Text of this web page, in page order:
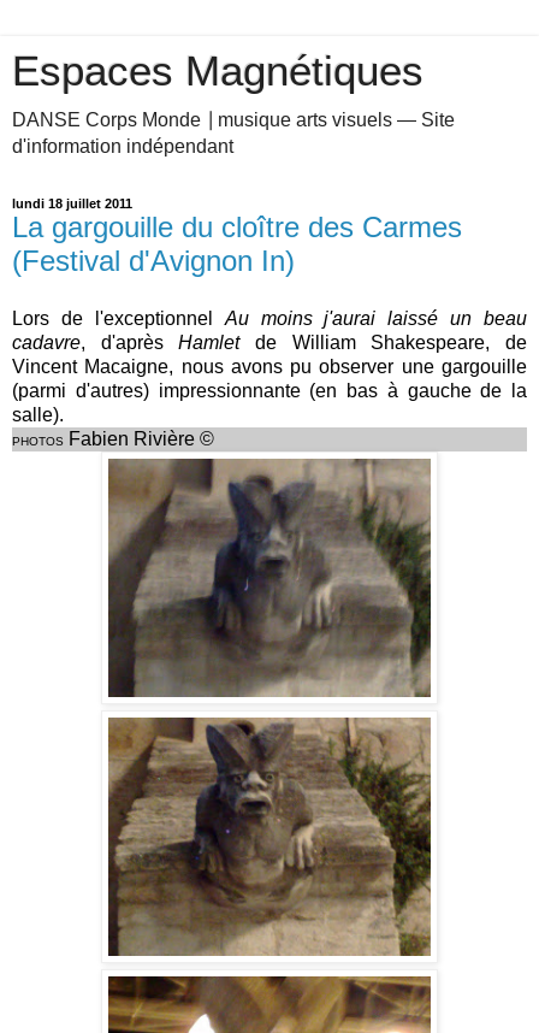
Espaces Magnétiques
DANSE Corps Monde ⎥ musique arts visuels — Site
d'information indépendant
lundi 18 juillet 2011
La gargouille du cloître des Carmes
(Festival d'Avignon In)
Lors de l'exceptionnel Au moins j'aurai laissé un beau
cadavre, d'aprèsHamletde William Shakespeare, de
Vincent Macaigne, nous avons pu observer une gargouille
(parmi d'autres) impressionnante (en bas à gauche de la
salle).
PHOTOS Fabien Rivière ©